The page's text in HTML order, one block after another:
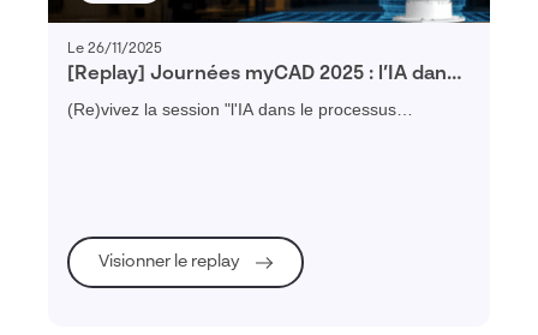
Le 26/11/2025
[Replay] Journées myCAD 2025 : l’IA dans
le processus d’innovation
(Re)vivez la session "l'IA dans le processus
Visionner le replay